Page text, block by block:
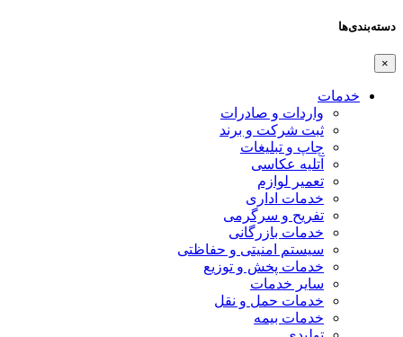
دسته‌بندی‌ها
×
خدمات
واردات و صادرات
ثبت شرکت و برند
چاپ و تبلیغات
آتلیه عکاسی
تعمیر لوازم
خدمات اداری
تفریح و سرگرمی
خدمات بازرگانی
سیستم امنیتی و حفاظتی
خدمات پخش و توزیع
سایر خدمات
خدمات حمل و نقل
خدمات بیمه